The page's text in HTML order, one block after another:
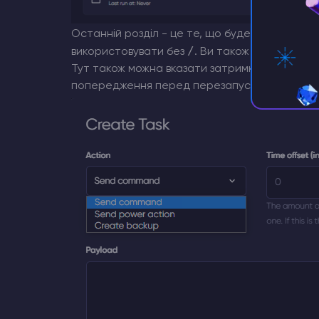
Останній розділ - це те, що буде надіслано
використовувати без /. Ви також можете
Тут також можна вказати затримку. Це
попередження перед перезапуском.